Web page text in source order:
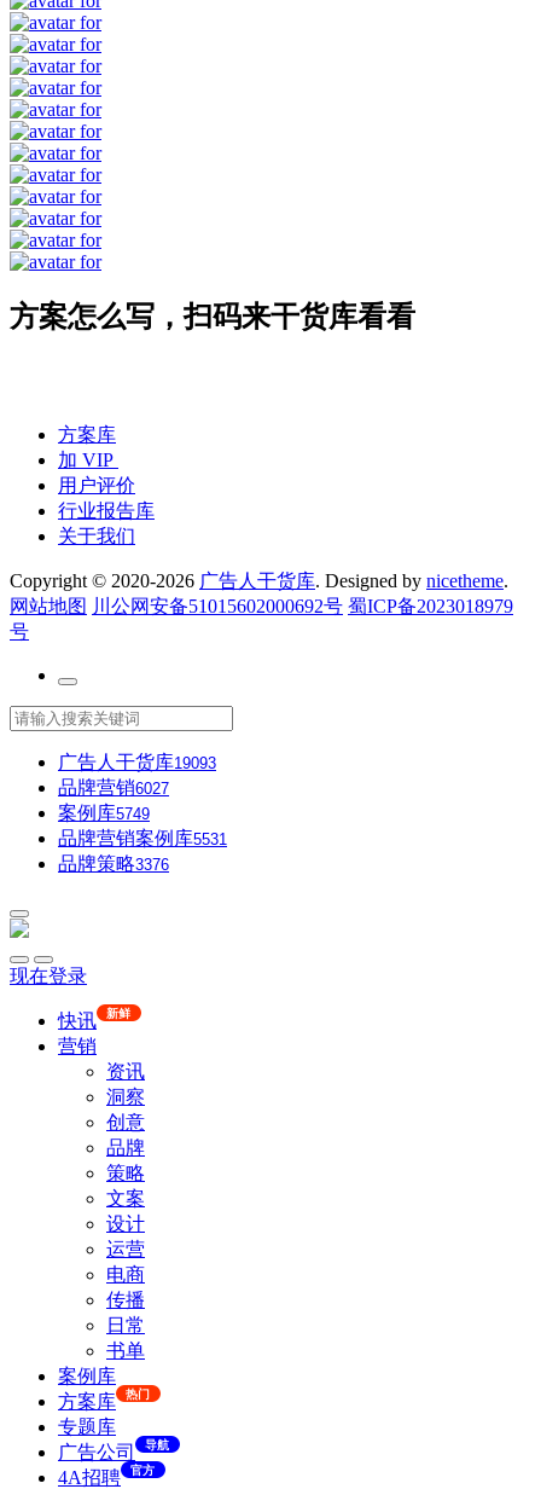
方案怎么写，扫码来干货库看看
方案库
加 VIP
用户评价
行业报告库
关于我们
Copyright © 2020-2026 广告人干货库. Designed by nicetheme.
网站地图 川公网安备51015602000692号 蜀ICP备2023018979
号
广告人干货库19093
品牌营销6027
案例库5749
品牌营销案例库5531
品牌策略3376
现在登录
快讯 新鲜
营销
资讯
洞察
创意
品牌
策略
文案
设计
运营
电商
传播
日常
书单
案例库
方案库
热门
专题库
广告公司
导航
4A招聘 官方